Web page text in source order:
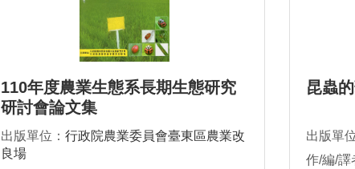
110年度農業生態系長期生態研究
研討會論文集
出版單位： 行政院農業委員會臺東區農業改
良場
昆蟲
出版單
作/編/譯